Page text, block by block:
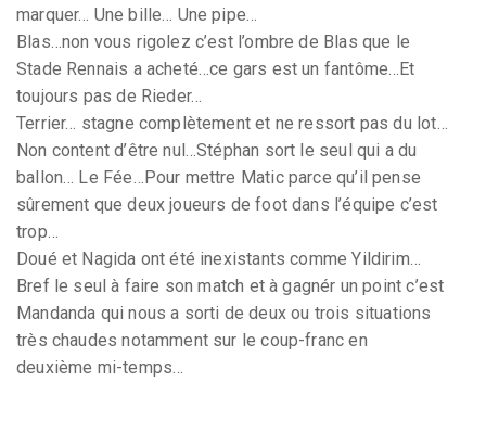
marquer… Une bille… Une pipe…
Blas…non vous rigolez c’est l’ombre de Blas que le
Stade Rennais a acheté…ce gars est un fantôme…Et
toujours pas de Rieder…
Terrier… stagne complètement et ne ressort pas du lot…
Non content d’être nul…Stéphan sort le seul qui a du
ballon… Le Fée…Pour mettre Matic parce qu’il pense
sûrement que deux joueurs de foot dans l’équipe c’est
trop…
Doué et Nagida ont été inexistants comme Yildirim…
Bref le seul à faire son match et à gagnér un point c’est
Mandanda qui nous a sorti de deux ou trois situations
très chaudes notamment sur le coup-franc en
deuxième mi-temps…